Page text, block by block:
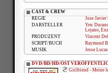
CAST & CREW
REGIE
Jose Javier
DARSTELLER
Yen
Lejano,
PRODUZENT
Vincent
SCRIPT/BUCH
Raymund
MUSIK
Jesse Lucas
DVD/BD/HD/OST
Girlfriend - Meine